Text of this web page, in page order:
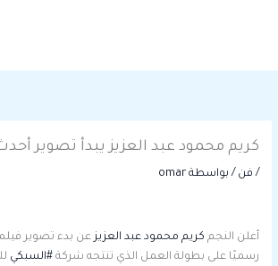
كريم محمود عبد العزيز يبدأ تصوير
/ فن / بواسطة omar
أعلن النجم كريم محمود عبد العزيز عن بدء تصوير
رسميًا على بطولة العمل الذي تنتجه شركة#السبكي